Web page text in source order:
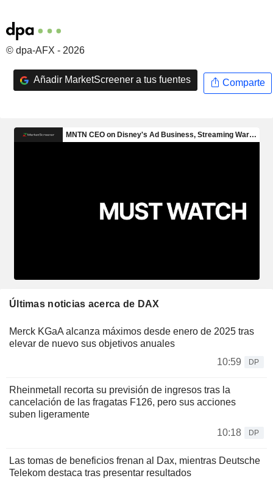
© dpa-AFX - 2026
Añadir MarketScreener a tus fuentes Comparte
Últimas noticias acerca de DAX
Merck KGaA alcanza máximos desde enero de 2025 tras
elevar de nuevo sus objetivos anuales
10:59
DP
Rheinmetall recorta su previsión de ingresos tras la
cancelación de las fragatas F126, pero sus acciones
suben ligeramente
10:18
DP
Las tomas de beneficios frenan al Dax, mientras Deutsche
Telekom destaca tras presentar resultados